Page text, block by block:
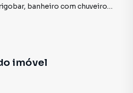
chuveiro
24 horas, elevadores,
Estação Higienópolis-
Público.
imóvel